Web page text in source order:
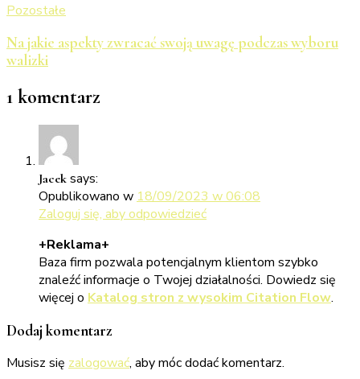
Pozostałe
Na jakie aspekty zwracać swoją uwagę podczas wyboru
walizki
1 komentarz
Jacek says:
Opublikowano w 18/09/2023 w 06:08
Zaloguj się, aby odpowiedzieć
+Reklama+
Baza firm pozwala potencjalnym klientom szybko
znaleźć informacje o Twojej działalności. Dowiedz się
więcej o Katalog stron z wysokim Citation Flow.
Dodaj komentarz
Musisz się zalogować, aby móc dodać komentarz.